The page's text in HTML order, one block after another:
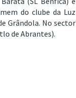
do clube da Luz
Grândola. No sector
de Abrantes).